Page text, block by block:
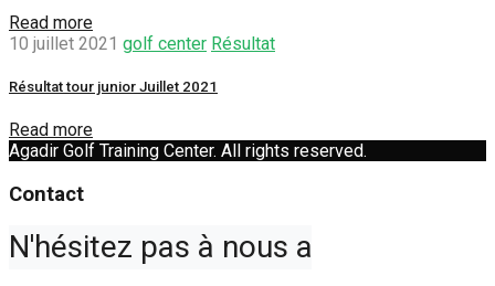
Read more
10 juillet 2021 golf center Résultat
Résultat tour junior Juillet 2021
Read more
Agadir Golf Training Center. All rights reserved.
Contact
N'hésitez pas à nous appeler ou à